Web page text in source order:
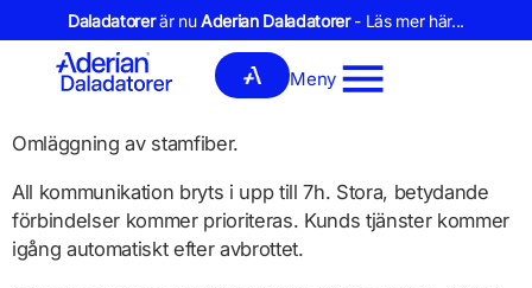
Daladatorerär nuAderian Daladatorer- Läs mer här...
Meny
Omläggning av stamfiber.
All kommunikation bryts i upp till 7h. Stora, betydande
förbindelser kommer prioriteras. Kunds tjänster kommer
igång automatiskt efter avbrottet.